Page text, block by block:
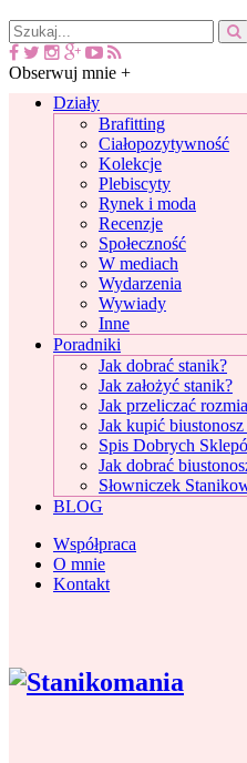
Obserwuj mnie +
Działy
Brafitting
Ciałopozytywność
Kolekcje
Plebiscyty
Rynek i moda
Recenzje
Społeczność
W mediach
Wydarzenia
Wywiady
Inne
Poradniki
Jak dobrać stanik?
Jak założyć stanik?
Jak przeliczać
Jak kupić
Spis Dobrych
Jak dobrać
Słowniczek
BLOG
Współpraca
O mnie
Kontakt